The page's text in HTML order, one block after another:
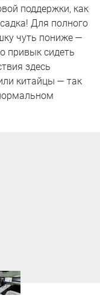
поддержки, как
Для полного
чуть пониже —
привык сидеть
здесь
китайцы — так